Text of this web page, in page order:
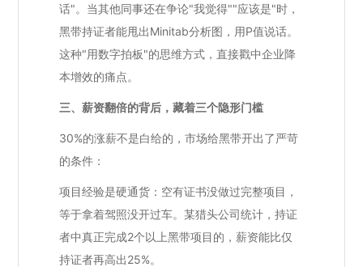
话"。当其他同事还在争论"我觉得""应该是"时，
黑带持证者能甩出Minitab分析图，用P值说话。
这种"用数字拍板"的思维方式，直接戳中企业降
本增效的痛点。
三、薪资翻倍的背后，藏着三个隐形门槛
30%的涨薪不是白给的，市场给黑带开出了严苛
的条件：
项目经验是硬通货：空有证书没做过完整项目，
等于拿着驾照没开过车。某猎头公司统计，持证
者中真正完成2个以上黑带项目的，薪资能比仅
持证者再高出25%。